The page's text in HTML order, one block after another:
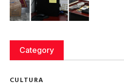
Category
CULTURA